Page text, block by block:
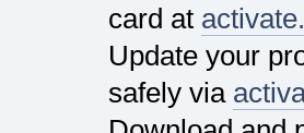
card at
Update your
safely via